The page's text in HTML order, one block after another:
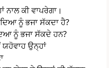
ਨਾਲ ਕੀ ਵਾਪਰੇਗਾ।
ਨੂੰ ਭਜਾ ਸੱਕਦਾ ਹੈ?
ਨੂੰ ਭਜਾ ਸੱਕਦੇ ਹਨ?
ਉਨ੍ਹਾਂ